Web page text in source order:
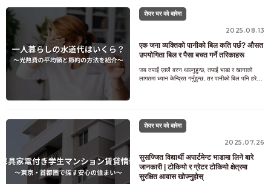
शेयर घर को बारेमा
2025.08.13
एक जना व्यक्तिको पानीको बिल कति पर्छ? औसत
उपयोगिता बिल र पैसा बचत गर्ने तरिकाहरू
जब तपाईं एक्लै बस्न थाल्नुहुन्छ, तपाईं भाडा र खानाको
लागतमा ध्यान केन्द्रित गर्नुहुन्छ, तर पानीको बिल पनि हरेक
शेयर घर को बारेमा
2025.07.26
सुसज्जित विद्यार्थी अपार्टमेन्ट भाडामा लिने बारे
जानकारी | टोकियो र ग्रेटर टोकियो क्षेत्रमा
सुरक्षित आवास खोज्नुहोस्